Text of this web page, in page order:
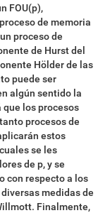
FOU(p),
de memoria
proceso de
de Hurst del
Hölder de las
puede ser
algún sentido la
los procesos
procesos de
estos
se les
de p, y se
con respecto a los
medidas de
Finalmente,